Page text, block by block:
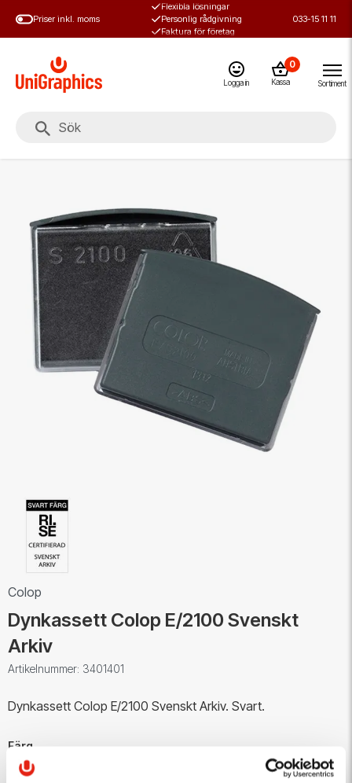
Priser inkl. moms
Flexibla lösningar
Personlig rådgivning
Faktura för företag
033-15 11 11
Logga in
0
Kassa Sortiment
Colop
Dynkassett Colop E/2100 Svenskt
Arkiv
Artikelnummer: 3401401
Dynkassett Colop E/2100 Svenskt Arkiv. Svart.
Färg